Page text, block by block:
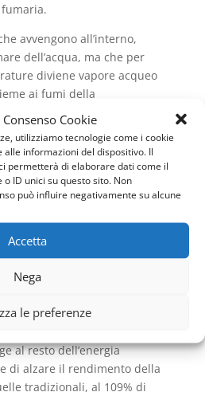
Consenso Cookie
utilizziamo tecnologie come i cookie
informazioni del dispositivo. Il
permetterà di elaborare dati come il
ID unici su questo sito. Non
può influire negativamente su alcune
Accetta
Nega
le preferenze
avvengono all’interno,
dell’acqua, ma che per
diviene vapore acqueo
ai fumi della
ciò che è stato descritto è
di una caldaia
ancora possiedono nella
di un nuovo metodo
superato un limite,
di vapore acqueo che
infatti di condensazione,
principio della
attraverso lo
invece raffreddati, così che
condensa che diviene
al resto dell’energia
di alzare il rendimento della
tradizionali, al 109% di